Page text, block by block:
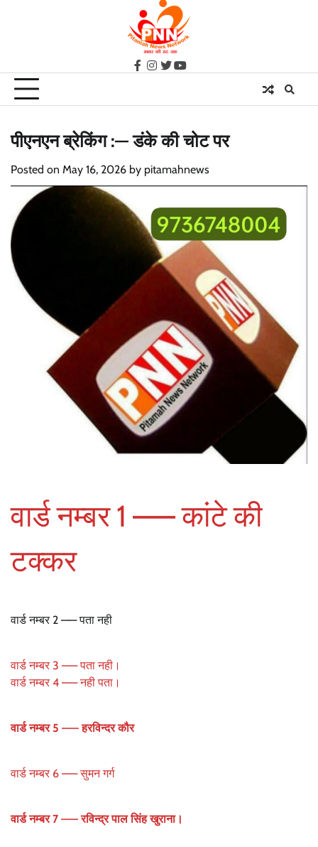
facebook
instagram
twitteryoutube
पीएनएन ब्रेकिंग :— डंके की चोट पर
Posted on May 16, 2026 by pitamahnews
वार्ड नम्बर 1 —— कांटे की
टक्कर
वार्ड नम्बर 2 —— पता नही
वार्ड नम्बर 3 —— पता नही।
वार्ड नम्बर 4 —— नही पता।
वार्ड नम्बर 5 —— हरविन्दर कौर
वार्ड नम्बर 6 —— सुमन गर्ग
वार्ड नम्बर 7 —— रविन्द्र पाल सिंह खुराना।